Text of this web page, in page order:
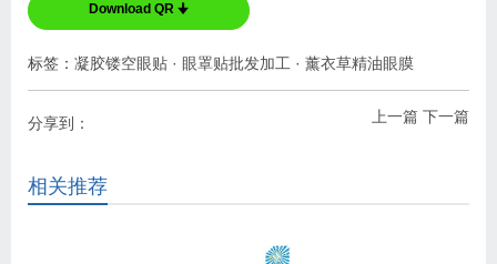
Download QR 🠋
标签： 凝胶镂空眼贴 · 眼罩贴批发加工 · 薰衣草精油眼膜
上一篇 下一篇
分享到：
相关推荐